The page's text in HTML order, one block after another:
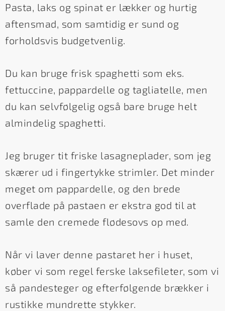
Pasta, laks og spinat er lækker og hurtig
aftensmad, som samtidig er sund og
forholdsvis budgetvenlig.
Du kan bruge frisk spaghetti som eks.
fettuccine, pappardelle og tagliatelle, men
du kan selvfølgelig også bare bruge helt
almindelig spaghetti.
Jeg bruger tit friske lasagneplader, som jeg
skærer ud i fingertykke strimler. Det minder
meget om pappardelle, og den brede
overflade på pastaen er ekstra god til at
samle den cremede flødesovs op med.
Når vi laver denne pastaret her i huset,
køber vi som regel ferske laksefileter, som vi
så pandesteger og efterfølgende brækker i
rustikke mundrette stykker.